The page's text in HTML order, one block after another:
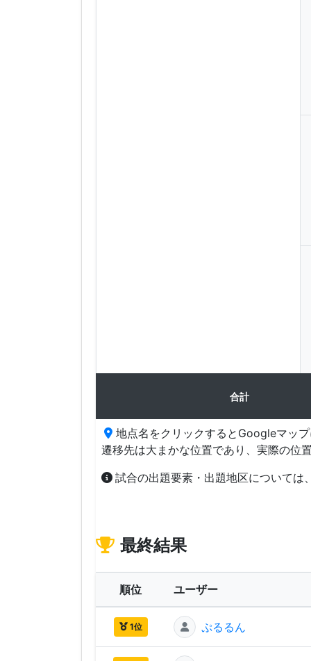
合計
地点名をクリックするとGoogleマッ
遷移先は大まかな位置であり、実際の位
試合の出題要素・出題地区については
最終結果
順位 ユーザー
1位 ぷるるん